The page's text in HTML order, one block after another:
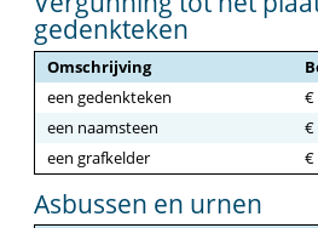
gedenkteken
Omschrijving
een gedenkteken
€
een naamsteen
€
een grafkelder
€
Asbussen en urnen